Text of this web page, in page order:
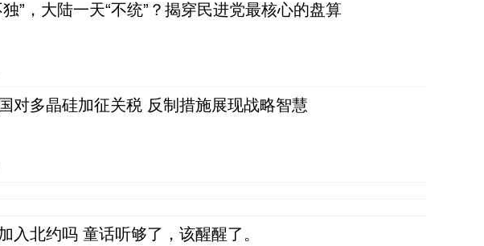
”，大陆一天“不统”？揭穿民进党最核心的盘算
对多晶硅加征关税 反制措施展现战略智慧
入北约吗 童话听够了，该醒醒了。